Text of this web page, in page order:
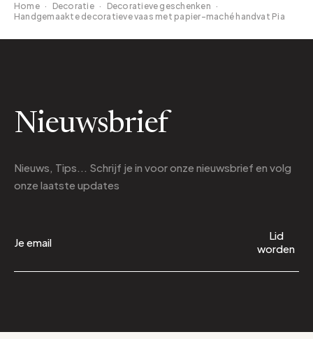
Home · Decoratie · Decoratieve geschenken ·
Handgemaakte decoratieve vaas met papier-maché handvat Pia
Nieuwsbrief
Nieuws, Tips... Schrijf je in voor onze nieuwsbrief en volg
onze laatste updates
Lid
worden